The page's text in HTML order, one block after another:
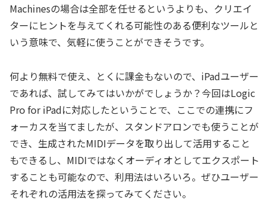
Machinesの場合は全部を任せるというよりも、クリエイ
ターにヒントを与えてくれる可能性のある便利なツールと
いう意味で、気軽に使うことができそうです。
何より無料で使え、とくに課金もないので、iPadユーザー
であれば、試してみてはいかがでしょうか？今回はLogic
Pro for iPadに対応したということで、ここでの連携にフ
ォーカスを当てましたが、スタンドアロンでも使うことが
でき、生成されたMIDIデータを取り出して活用すること
もできるし、MIDIではなくオーディオとしてエクスポート
することも可能なので、利用法はいろいろ。ぜひユーザー
それぞれの活用法を探ってみてください。